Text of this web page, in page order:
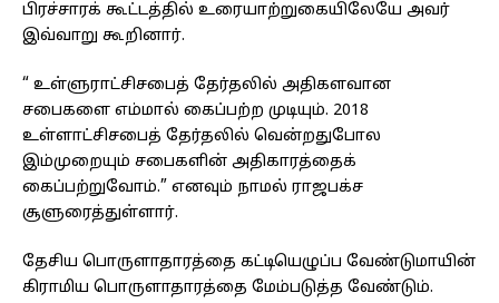
பிரச்சாரக் கூட்டத்தில் உரையாற்றுகையிலேயே அவர்
இவ்வாறு கூறினார்.
“ உள்ளுராட்சிசபைத் தேர்தலில் அதிகளவான
சபைகளை எம்மால் கைப்பற்ற முடியும். 2018
உள்ளாட்சிசபைத் தேர்தலில் வென்றதுபோல
இம்முறையும் சபைகளின் அதிகாரத்தைக்
கைப்பற்றுவோம்.” எனவும் நாமல் ராஜபக்ச
சூளுரைத்துள்ளார்.
தேசிய பொருளாதாரத்தை கட்டியெழுப்ப வேண்டுமாயின்
கிராமிய பொருளாதாரத்தை மேம்படுத்த வேண்டும்.